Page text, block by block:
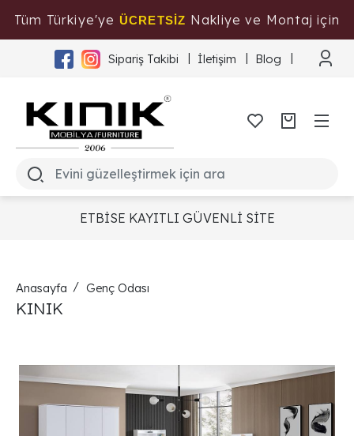
Tüm Türkiye'ye ÜCRETSİZ Nakliye ve Montaj için
Tıklayınız
Sipariş Takibi İletişim Blog
ETBİSE KAYITLI GÜVENLİ SİTE
Anasayfa Genç Odası
KINIK